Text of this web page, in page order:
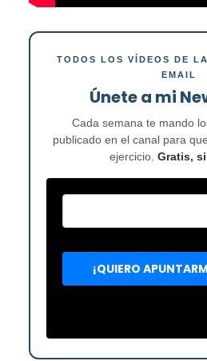
TODOS LOS VÍDEOS DE
EMAIL
Únete a mi
Cada semana te mando
publicado en el canal para
ejercicio. Gratis,